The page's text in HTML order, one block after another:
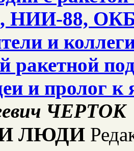
НИИ-88,
и
ракетной
и пролог к
ЧЕРТОК
ЛЮДИ